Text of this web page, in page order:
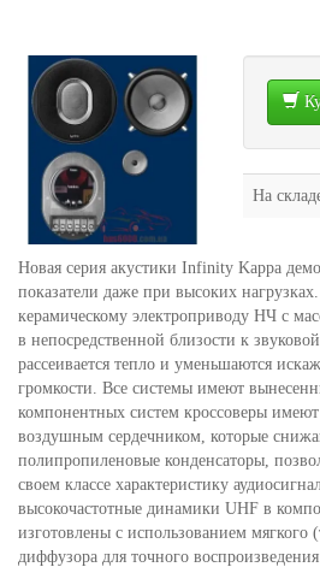
На
Новая серия акустики Infinity Kappa
показатели даже при высоких
керамическому электроприводу НЧ с
в непосредственной близости к
рассеивается тепло и уменьшаются
громкости. Все системы имеют
компонентных систем кроссоверы
воздушным сердечником, которые
полипропиленовые конденсаторы,
своем классе характеристику
высокочастотные динамики UHF в
изготовлены с использованием мягкого
диффузора для точного